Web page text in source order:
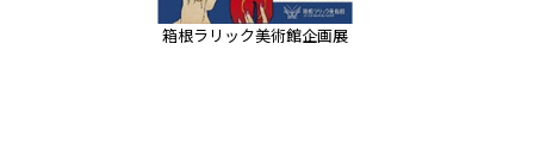
箱根ラリック美術館企画展